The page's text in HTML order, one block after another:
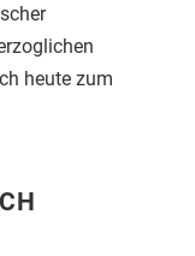
heute zum